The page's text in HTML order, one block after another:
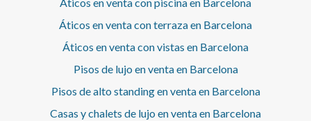
conductos en toda la vivienda y existe la posibilidad de
adquirirlo completamente amueblado, listo para entrar a
residencia de lujo, con carácter histórico, en una de las
zonas más emblemáticas y demandadas de Barcelona,
rodeada de historia, tranquilidad y belleza.
Áticos en venta con terraza en Barcelona
Áticos en venta con vistas en Barcelona
Pisos de lujo en venta en Barcelona
Pisos de alto standing en venta en Barcelona
Casas y chalets de lujo en venta en Barcelona